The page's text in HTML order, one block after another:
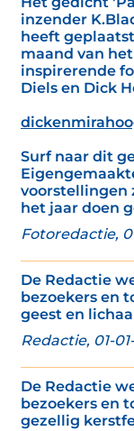
inzender
heeft
maand van
inspirerende
Diels en Dick
Surf naar dit
voorstellingen
het jaar doen
Fotoredactie,
De Redactie
bezoekers en
geest en
Redactie, 01-
De Redactie
bezoekers en
gezellig